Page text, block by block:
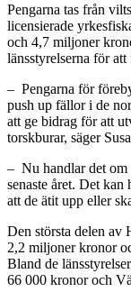
Pengarna tas från
licensierade
och 4,7 miljoner
länsstyrelserna för
– Pengarna för
push up fällor i de
att ge bidrag för att
torskburar, säger
– Nu handlar det om
senaste året. Det kan
att de ätit upp eller
Den största delen av
2,2 miljoner kronor
Bland de
66 000 kronor och